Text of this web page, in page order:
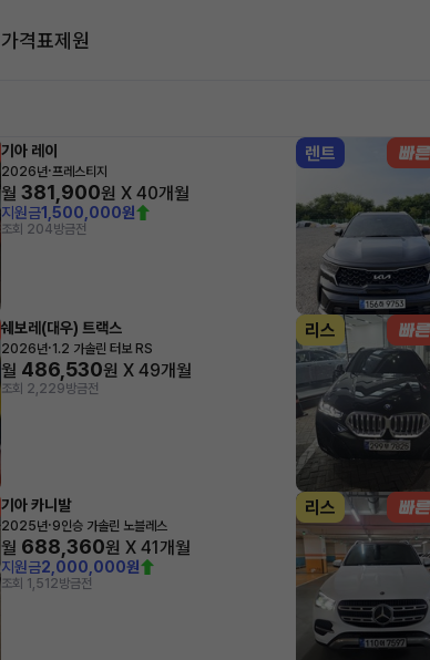
가격표제원
기아 레이
2026년·프레스티지
월 381,900원 X 40개월
지원금1,500,000원
조회 204방금전
렌트
쉐보레(대우) 트랙스
2026년·1.2 가솔린 터보 RS
월 486,530원 X 49개월
조회 2,229방금전
리스
기아 카니발
2025년·9인승 가솔린 노블레스
월 688,360원 X 41개월
지원금2,000,000원
조회 1,512방금전
리스